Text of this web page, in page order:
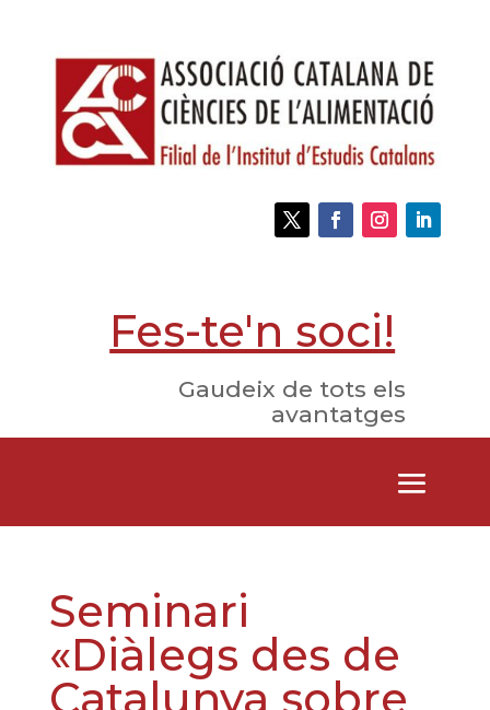
Fes-te'n soci!
Gaudeix de tots els
avantatges
Seminari
«Diàlegs des de
Catalunya sobre